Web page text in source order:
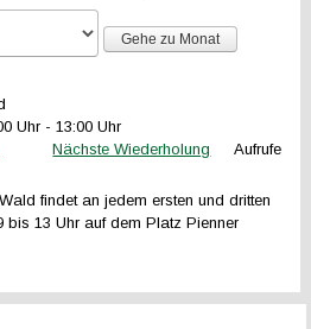
Gehe zu Monat
Uhr - 13:00 Uhr
Nächste Wiederholung
Aufrufe
findet an jedem ersten und dritten
13 Uhr auf dem Platz Pienner